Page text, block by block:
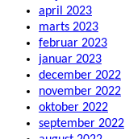
april 2023
marts 2023
februar 2023
januar 2023
december 2022
november 2022
oktober 2022
september 2022